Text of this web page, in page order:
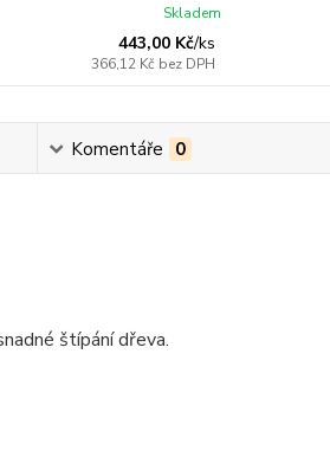
443,00 Kč/ks
366,12 Kč bez DPH
Skladem
Komentáře 0
štípání dřeva.